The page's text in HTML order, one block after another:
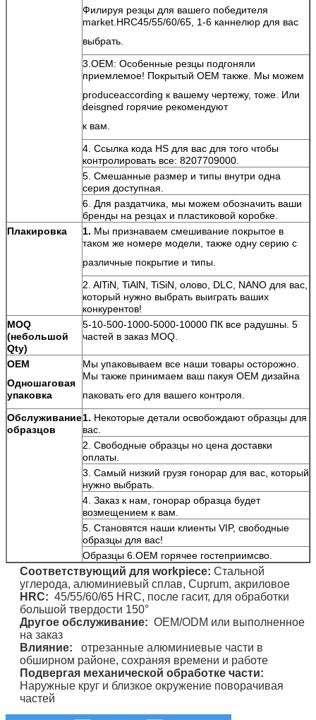
Филируя резцы для вашего победителя
market.HRC45/55/60/65, 1-6 каннелюр для вас
выбрать.
3.OEM: Особенные резцы подгоняли
приемлемое! Покрытый OEM также. Мы можем
produceaccording к вашему чертежу, тоже. Или
deisgned горячие рекомендуют
к вам.
4. Ссылка кода HS для вас для того чтобы
контролировать все: 8207709000.
5. Смешанные размер и типы внутри одна
серия доступная.
6. Для раздатчика, мы можем обозначить ваши
бренды на резцах и пластиковой коробке.
Плакировка
1. Мы признаваем смешивание покрытое в
таком же номере модели, также одну серию с
различные покрытие и типы.
2. AlTiN, TiAlN, TiSiN, олово, DLC, NANO для вас,
который нужно выбрать выиграть ваших
конкурентов!
MOQ
(небольшой
Qty)
5-10-500-1000-5000-10000 ПК все радушны. 5
частей в заказ MOQ.
OEM
Одношаговая
упаковка
Мы упаковываем все наши товары осторожно.
Мы также принимаем ваш пакуя OEM дизайна
паковать его для вашего контроля.
Обслуживание
образцов
1. Некоторые детали освобождают образцы для
вас.
2. Свободные образцы но цена доставки
оплаты.
3. Самый низкий грузя гонорар для вас, который
нужно выбрать.
4. Заказ к нам, гонорар образца будет
возмещением к вам.
5. Становятся наши клиенты VIP, свободные
образцы для вас!
Образцы 6.OEM горячее гостеприимсво.
Соответствующий для workpiece: Стальной
углерода, алюминиевый сплав, Cuprum, акриловое
HRC: 45/55/60/65 HRC, после гасит, для обработки
большой твердости 150°
Другое обслуживание: OEM/ODM или выполненное
на заказ
Влияние: отрезанные алюминиевые части в
обширном районе, сохраняя времени и работе
Подвергая механической обработке части:
Наружные круг и близкое окружение поворачивая
частей